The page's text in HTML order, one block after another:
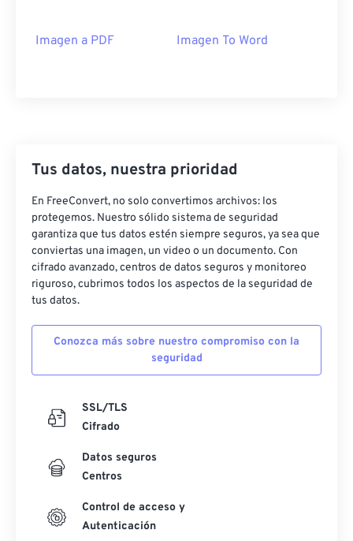
Imagen a PDF Imagen To Word
Tus datos, nuestra prioridad
En FreeConvert, no solo convertimos archivos: los
protegemos. Nuestro sólido sistema de seguridad
garantiza que tus datos estén siempre seguros, ya sea que
conviertas una imagen, un video o un documento. Con
cifrado avanzado, centros de datos seguros y monitoreo
riguroso, cubrimos todos los aspectos de la seguridad de
tus datos.
Conozca más sobre nuestro compromiso con la
seguridad
SSL/TLS
Cifrado
Datos seguros
Centros
Control de acceso y
Autenticación